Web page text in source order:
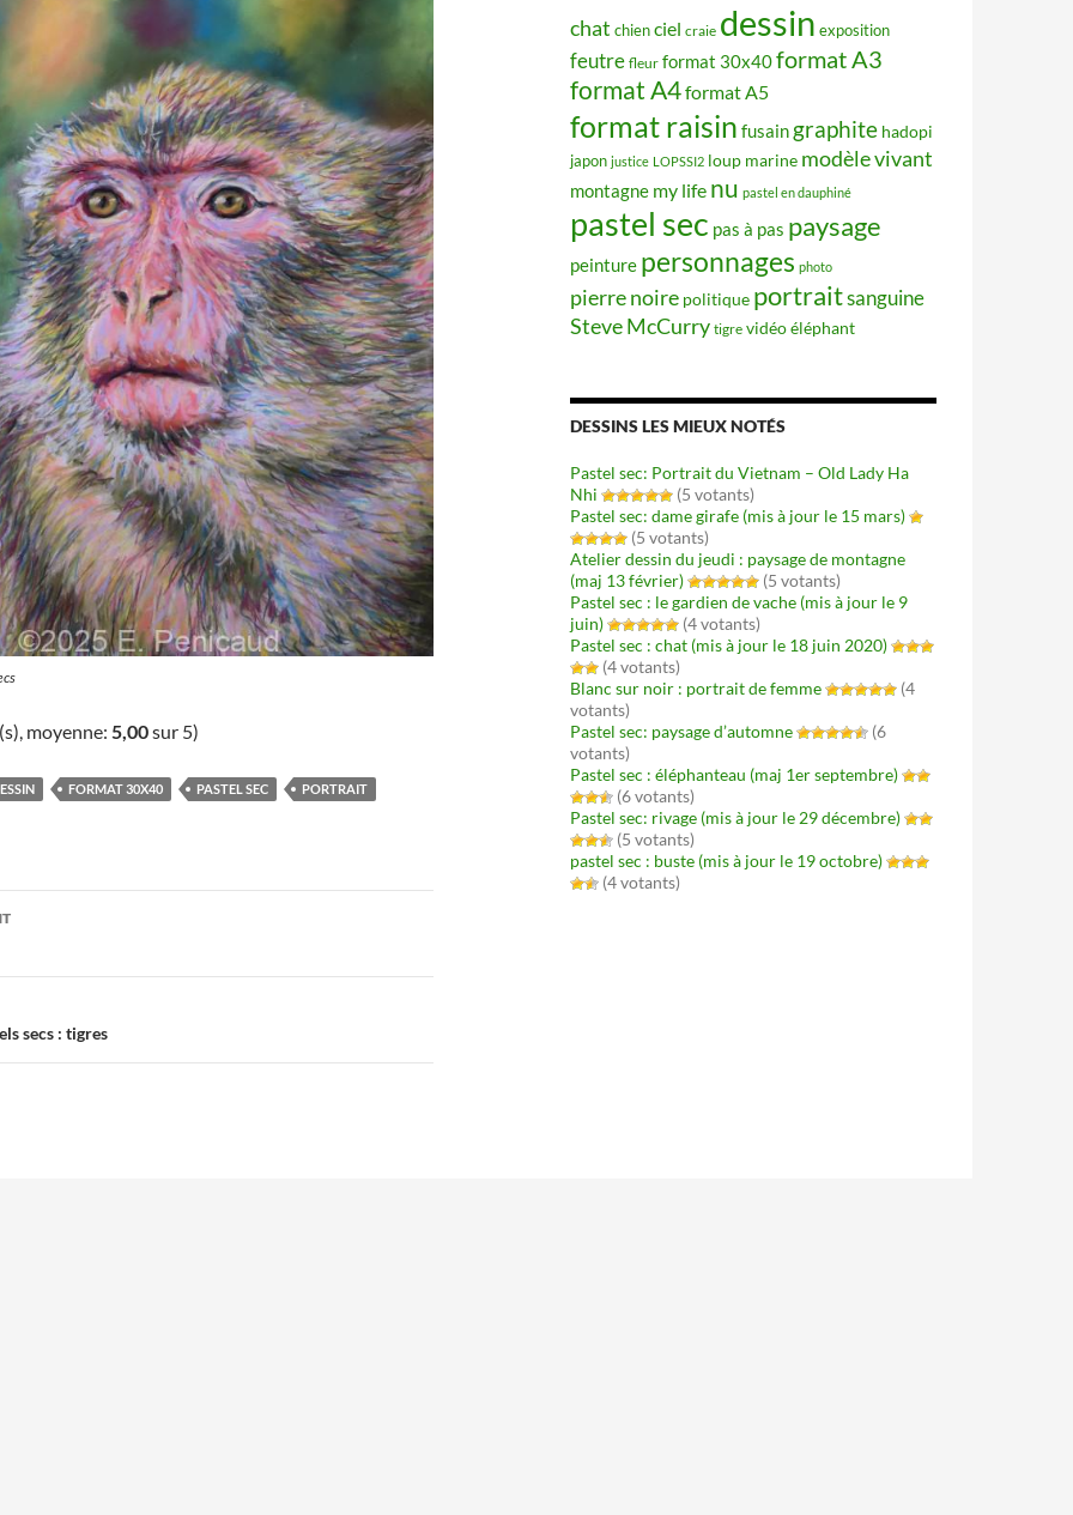
moyenne: 5,00sur 5)
FORMAT 30X40 PASTEL SEC
PORTRAIT
secs : tigres
chat chienciel craie dessin exposition
feutre fleur format 30x40format A3
format A4format A5
format raisin fusain graphite hadopi
japon justice LOPSSI2 loup marine modèle vivant
montagne my life nu pastel en dauphiné
pastel sec pas à pas paysage
peinture personnages photo
pierre noire politique portraitsanguine
Steve McCurry tigre vidéoéléphant
DESSINS LES MIEUX NOTÉS
Pastel sec: Portrait du Vietnam – Old Lady Ha
Nhi
(5 votants)
Pastel sec: dame girafe (mis à jour le 15 mars)
(5 votants)
Atelier dessin du jeudi : paysage de montagne
(maj 13 février)
(5 votants)
Pastel sec : le gardien de vache (mis à jour le 9
juin)
(4 votants)
Pastel sec : chat (mis à jour le 18 juin 2020)
(4 votants)
Blanc sur noir : portrait de femme
(4
votants)
Pastel sec: paysage d’automne
(6
votants)
Pastel sec : éléphanteau (maj 1er septembre)
(6 votants)
Pastel sec: rivage (mis à jour le 29 décembre)
(5 votants)
pastel sec : buste (mis à jour le 19 octobre)
(4 votants)